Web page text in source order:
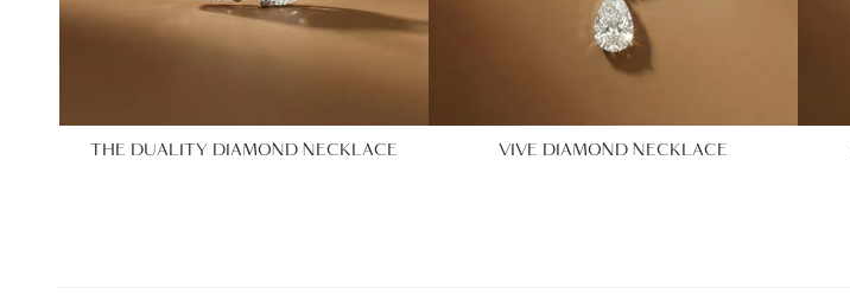
THE DUALITY DIAMOND NECKLACE VIVE DIAMOND NECKLACE